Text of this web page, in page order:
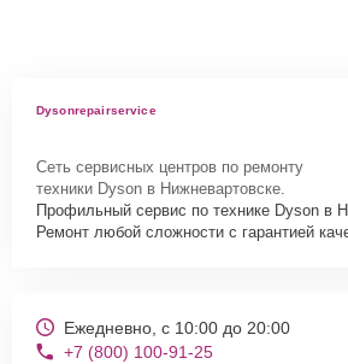
Dysonrepairservice
Сеть сервисных центров по ремонту
техники Dyson в Нижневартовске.
Профильный сервис по технике Dyson в
Ремонт любой сложности с гарантией
Ежедневно, с 10:00 до 20:00
+7 (800) 100-91-25